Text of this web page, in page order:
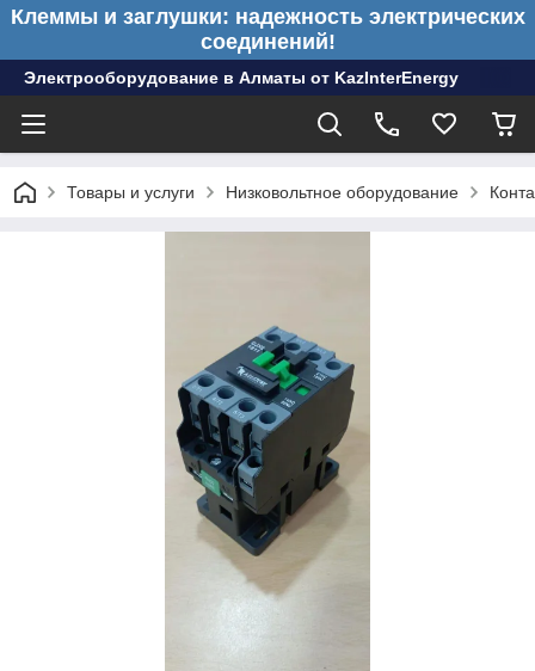
Клеммы и заглушки: надежность электрических
соединений!
Электрооборудование в Алматы от KazInterEnergy
Товары и услуги Низковольтное оборудование